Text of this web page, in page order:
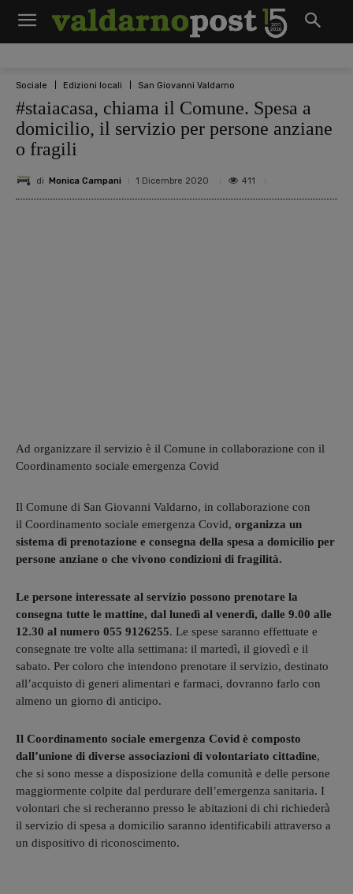
Sociale Edizioni locali San Giovanni Valdarno
#staiacasa, chiama il Comune. Spesa a
domicilio, il servizio per persone anziane
o fragili
di Monica Campani 1 Dicembre 2020 411
Ad organizzare il servizio è il Comune in collaborazione con il
Coordinamento sociale emergenza Covid
Il Comune di San Giovanni Valdarno, in collaborazione con
il Coordinamento sociale emergenza Covid, organizza un
sistema di prenotazione e consegna della spesa a domicilio per
persone anziane o che vivono condizioni di fragilità.
Le persone interessate al servizio possono prenotare la
consegna tutte le mattine, dal lunedì al venerdì, dalle 9.00 alle
12.30 al numero 055 9126255. Le spese saranno effettuate e
consegnate tre volte alla settimana: il martedì, il giovedì e il
sabato. Per coloro che intendono prenotare il servizio, destinato
all’acquisto di generi alimentari e farmaci, dovranno farlo con
almeno un giorno di anticipo.
Il Coordinamento sociale emergenza Covid è composto
dall’unione di diverse associazioni di volontariato cittadine,
che si sono messe a disposizione della comunità e delle persone
maggiormente colpite dal perdurare dell’emergenza sanitaria. I
volontari che si recheranno presso le abitazioni di chi richiederà
il servizio di spesa a domicilio saranno identificabili attraverso a
un dispositivo di riconoscimento.